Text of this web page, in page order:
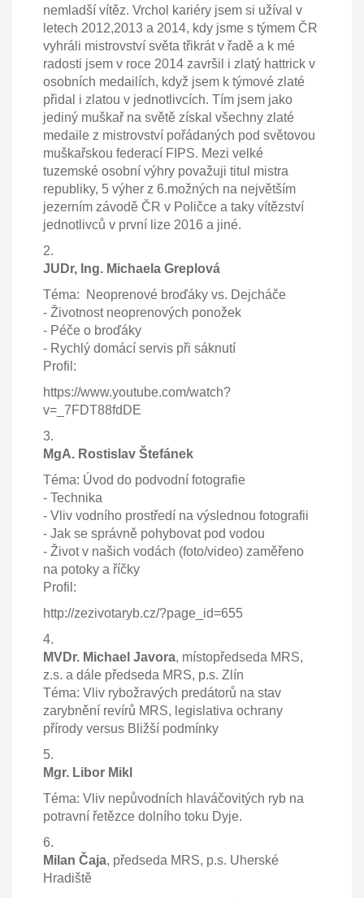
nemladší vítěz. Vrchol kariéry jsem si užíval v
letech 2012,2013 a 2014, kdy jsme s týmem ČR
vyhráli mistrovství světa třikrát v řadě a k mé
radosti jsem v roce 2014 završil i zlatý hattrick v
osobních medailích, když jsem k týmové zlaté
přidal i zlatou v jednotlivcích. Tím jsem jako
jediný muškař na světě získal všechny zlaté
medaile z mistrovství pořádaných pod světovou
muškařskou federací FIPS. Mezi velké
tuzemské osobní výhry považuji titul mistra
republiky, 5 výher z 6.možných na největším
jezerním závodě ČR v Poličce a taky vítězství
jednotlivců v první lize 2016 a jiné.
2.
JUDr, Ing. Michaela Greplová
Téma: Neoprenové broďáky vs. Dejcháče
- Životnost neoprenových ponožek
- Péče o broďáky
- Rychlý domácí servis při sáknutí
Profil:
https://www.youtube.com/watch?
v=_7FDT88fdDE
3.
MgA. Rostislav Štefánek
Téma: Úvod do podvodní fotografie
- Technika
- Vliv vodního prostředí na výslednou fotografii
- Jak se správně pohybovat pod vodou
- Život v našich vodách (foto/video) zaměřeno
na potoky a říčky
Profil:
http://zezivotaryb.cz/?page_id=655
4.
MVDr. Michael Javora, místopředseda MRS,
z.s. a dále předseda MRS, p.s. Zlín
Téma: Vliv rybožravých predátorů na stav
zarybnění revírů MRS, legislativa ochrany
přírody versus Bližší podmínky
5.
Mgr. Libor Mikl
Téma: Vliv nepůvodních hlaváčovitých ryb na
potravní řetězce dolního toku Dyje.
6.
Milan Čaja, předseda MRS, p.s. Uherské
Hradiště